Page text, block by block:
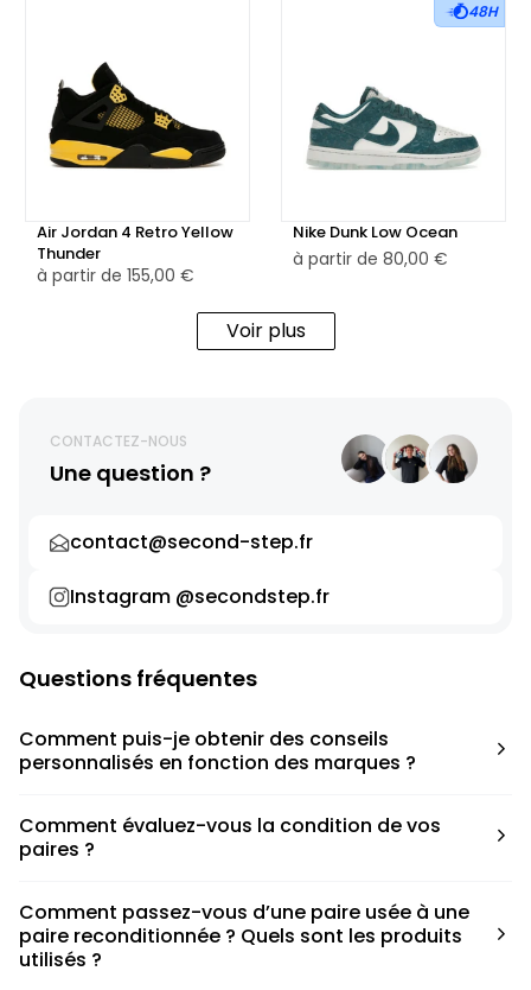
Air Jordan 4 Retro Yellow
Thunder
à partir de 155,00 €
48H
Nike Dunk Low Ocean
à partir de 80,00 €
Voir plus
CONTACTEZ-NOUS
Une question ?
contact@second-step.fr
Instagram @secondstep.fr
Questions fréquentes
Comment puis-je obtenir des conseils
personnalisés en fonction des marques ?
pour déterminer la taille appropriée, que ce soit une taille
en dessous, au-dessus ou correspondant à votre taille
Comment évaluez-vous la condition de vos
paires ?
défauts spécifiques de chaque paire.
Comment passez-vous d’une paire usée à une
paire reconditionnée ? Quels sont les produits
utilisés ?